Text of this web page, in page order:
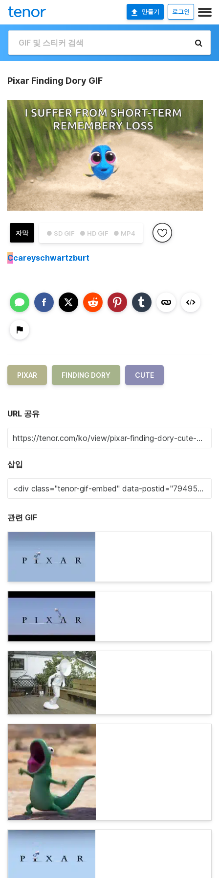
만들기 로그인
Pixar Finding Dory GIF
● SD GIF ● HD GIF ● MP4
자막
Ccareyschwartzburt
PIXAR FINDING DORY CUTE
URL 공유
삽입
관련 GIF